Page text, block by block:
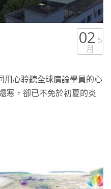
02 5
月
用心聆聽全球廣論學員的心
寒，卻已不免於初夏的炎